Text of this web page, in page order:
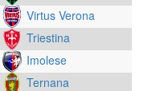
Virtus Verona
Triestina
Imolese
Ternana